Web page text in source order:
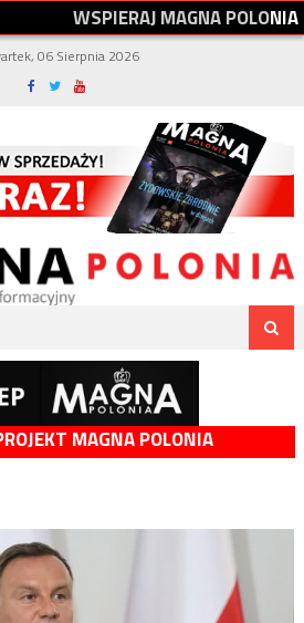
WSPIERAJMAGNAPOLONIA
06 Sierpnia 2026
MAGNA POLONIA